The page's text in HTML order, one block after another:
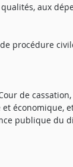
aux
procédure
de
économique,
publique du